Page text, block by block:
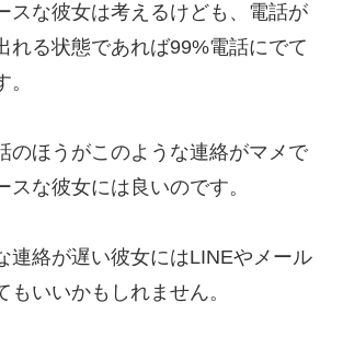
スな彼女は考えるけども、電話が
れる状態であれば99%電話にでて
のほうがこのような連絡がマメで
スな彼女には良いのです。
連絡が遅い彼女にはLINEやメール
もいいかもしれません。